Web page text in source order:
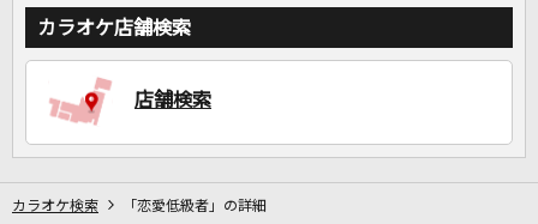
カラオケをもっと楽しもう！
カラオケ店舗検索
店舗検索
カラオケ検索 「恋愛低級者」の詳細